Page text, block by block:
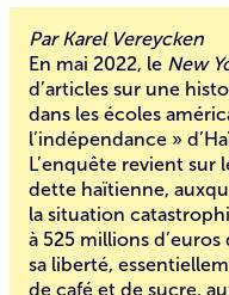
Par Karel Vereycken
En mai 2022, le New
d’articles sur une
dans les écoles
l’indépendance »
L’enquête revient sur
dette haïtienne,
la situation
à 525 millions
sa liberté,
de café et de sucre,